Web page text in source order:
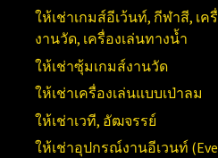
ให้เช่าเกมส์อีเว้นท์, กีฬาสี, เ
งานวัด, เครื่องเล่นทางน้ำ
ให้เช่าซุ้มเกมส์งานวัด
ให้เช่าเครื่องเล่นแบบเป่าลม
ให้เช่าเวที, อัฒจรรย์
ให้เช่าอุปกรณ์งานอีเวนท์ (